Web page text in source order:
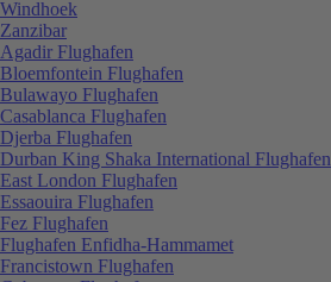
Windhoek
Zanzibar
Agadir Flughafen
Bloemfontein Flughafen
Bulawayo Flughafen
Casablanca Flughafen
Djerba Flughafen
Durban King Shaka International Flughafen
East London Flughafen
Essaouira Flughafen
Fez Flughafen
Flughafen Enfidha-Hammamet
Francistown Flughafen